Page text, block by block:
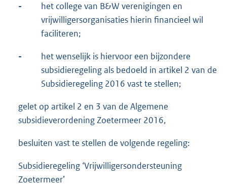
-
het college van B&W verenigingen en
vrijwilligersorganisaties hierin financieel wil
faciliteren;
-
het wenselijk is hiervoor een bijzondere
subsidieregeling als bedoeld in artikel 2 van de
Subsidieregeling 2016 vast te stellen;
gelet op artikel 2 en 3 van de Algemene
subsidieverordening Zoetermeer 2016,
besluiten vast te stellen de volgende regeling:
Subsidieregeling ‘Vrijwilligersondersteuning
Zoetermeer’